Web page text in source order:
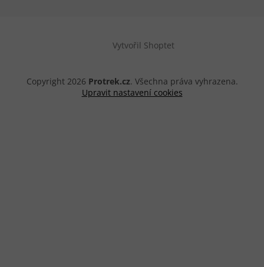
Vytvořil Shoptet
Copyright 2026 Protrek.cz. Všechna práva vyhrazena.
Upravit nastavení cookies